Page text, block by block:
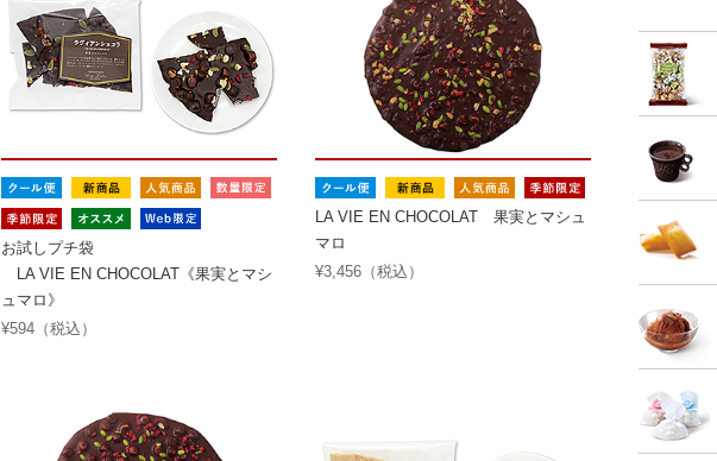
お試しプチ袋
LA VIE EN CHOCOLAT《果実とマシ
ュマロ》
¥594（税込）
LA VIE EN CHOCOLAT 果実とマシュ
マロ
¥3,456（税込）